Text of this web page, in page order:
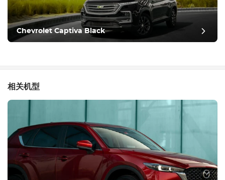
Chevrolet Captiva Black
相关机型